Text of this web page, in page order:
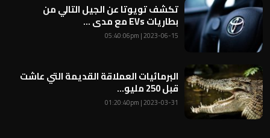
تكشف تويوتا عن الجيل التالي من
بطاريات EVs مع مدى ...
2023-06-15 | 05:40:06pm
البرمائيات العملاقة القديمة التي عاشت
قبل 250 مليو...
2023-03-31 | 01:20:40pm